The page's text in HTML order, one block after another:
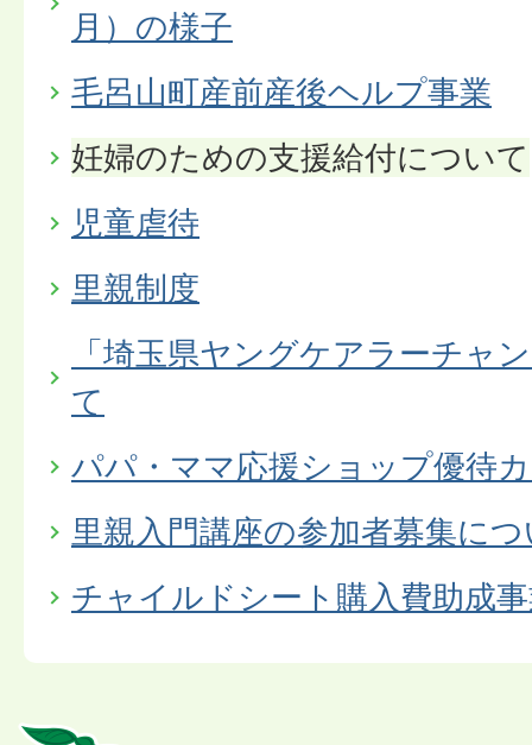
月）の様子
毛呂山町産前産後ヘルプ事業
妊婦のための支援給付について
児童虐待
里親制度
「埼玉県ヤングケアラーチャ
て
パパ・ママ応援ショップ優待
里親入門講座の参加者募集に
チャイルドシート購入費助成